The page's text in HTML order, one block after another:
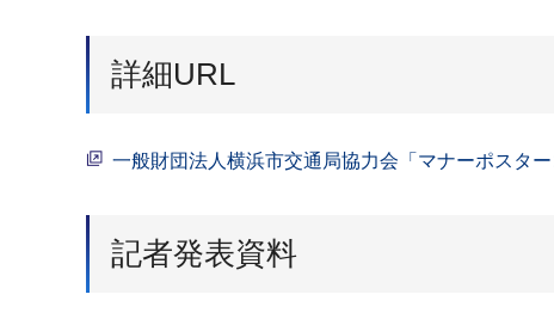
詳細URL
一般財団法人横浜市交通局協力会「マナーポスタ
記者発表資料